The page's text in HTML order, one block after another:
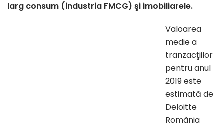
larg consum (industria FMCG) şi imobiliarele.
Valoarea
medie a
tranzacţiilor
pentru anul
2019 este
estimată de
Deloitte
România